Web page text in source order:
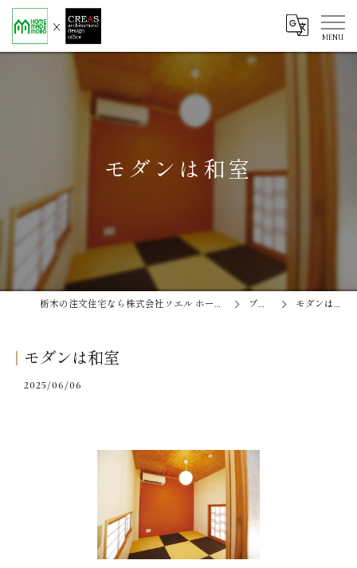
モダンは和室
栃木の注文住宅なら株式会社ソエル ホームメイド茂呂 ブログ モダンは和室
モダンは和室
2025/06/06